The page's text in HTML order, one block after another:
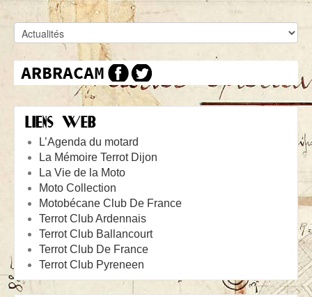
LIENS WEB
L’Agenda du motard
La Mémoire Terrot Dijon
La Vie de la Moto
Moto Collection
Motobécane Club De France
Terrot Club Ardennais
Terrot Club Ballancourt
Terrot Club De France
Terrot Club Pyreneen